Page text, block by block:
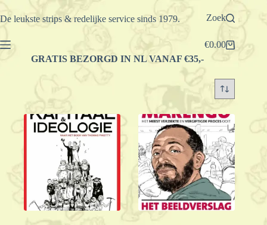
Ga
naar
De leukste strips & redelijke service sinds 1979. Zoek
Winkelwagen
€0.00
GRATIS BEZORGD IN NL VANAF €35,-